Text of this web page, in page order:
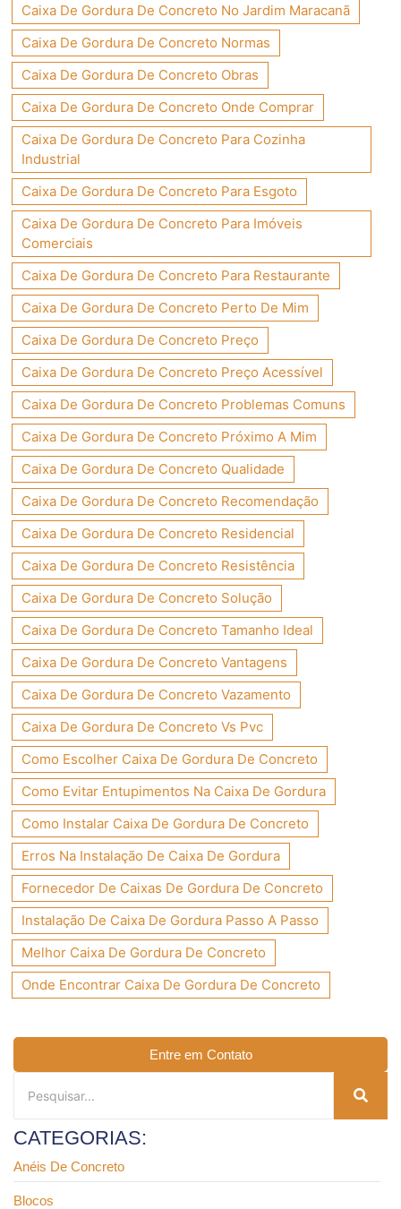
Caixa De Gordura De Concreto No Jardim Maracanã
Caixa De Gordura De Concreto Normas
Caixa De Gordura De Concreto Obras
Caixa De Gordura De Concreto Onde Comprar
Caixa De Gordura De Concreto Para Cozinha
Industrial
Caixa De Gordura De Concreto Para Esgoto
Caixa De Gordura De Concreto Para Imóveis
Comerciais
Caixa De Gordura De Concreto Para Restaurante
Caixa De Gordura De Concreto Perto De Mim
Caixa De Gordura De Concreto Preço
Caixa De Gordura De Concreto Preço Acessível
Caixa De Gordura De Concreto Problemas Comuns
Caixa De Gordura De Concreto Próximo A Mim
Caixa De Gordura De Concreto Qualidade
Caixa De Gordura De Concreto Recomendação
Caixa De Gordura De Concreto Residencial
Caixa De Gordura De Concreto Resistência
Caixa De Gordura De Concreto Solução
Caixa De Gordura De Concreto Tamanho Ideal
Caixa De Gordura De Concreto Vantagens
Caixa De Gordura De Concreto Vazamento
Caixa De Gordura De Concreto Vs Pvc
Como Escolher Caixa De Gordura De Concreto
Como Evitar Entupimentos Na Caixa De Gordura
Como Instalar Caixa De Gordura De Concreto
Erros Na Instalação De Caixa De Gordura
Fornecedor De Caixas De Gordura De Concreto
Instalação De Caixa De Gordura Passo A Passo
Melhor Caixa De Gordura De Concreto
Onde Encontrar Caixa De Gordura De Concreto
Entre em Contato
CATEGORIAS:
Anéis De Concreto
Blocos